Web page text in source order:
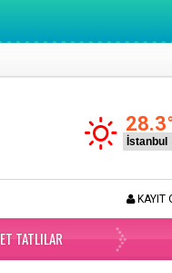
28.3
LokmalıkKAYIT
TATLILAR